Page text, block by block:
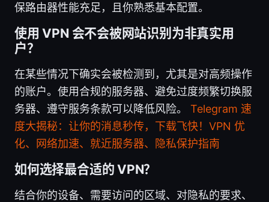
保路由器性能充足，且你熟悉基本配置。
使用 VPN 会不会被网站识别为非真实用
户？
在某些情况下确实会被检测到，尤其是对高频操作
的账户。使用合规的服务器、避免过度频繁切换服
务器、遵守服务条款可以降低风险。 Telegram 速
度大揭秘：让你的消息秒传，下载飞快！VPN 优
化、网络加速、就近服务器、隐私保护指南
如何选择最合适的 VPN？
结合你的设备、需要访问的区域、对隐私的要求、